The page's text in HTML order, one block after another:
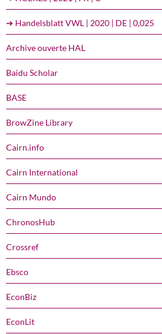
➔ Handelsblatt VWL | 2020 | DE | 0,025
Archive ouverte HAL
Baidu Scholar
BASE
BrowZine Library
Cairn.info
Cairn International
Cairn Mundo
ChronosHub
Crossref
Ebsco
EconBiz
EconLit